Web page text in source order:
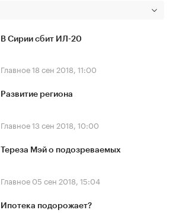
В Сирии сбит ИЛ-20
Главное18 сен 2018, 11:00
Развитие региона
Главное13 сен 2018, 10:00
Тереза Мэй о подозреваемых
Главное 05 сен 2018, 15:04
Ипотека подорожает?